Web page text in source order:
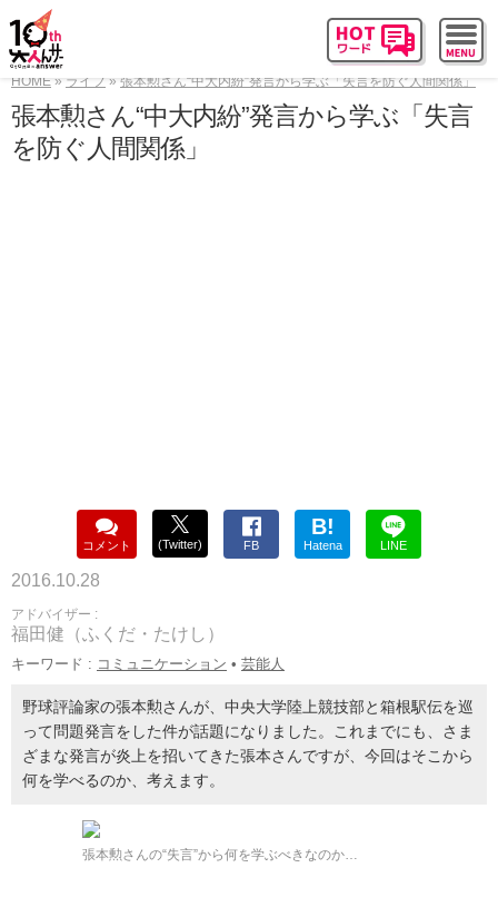
HOME ライフ 張本勲さん“中大内紛”発言から学ぶ「失言を防ぐ人間関係」
張本勲さん“中大内紛”発言から学ぶ「失言
を防ぐ人間関係」
コメント (Twitter) FB
B!
Hatena LINE
2016.10.28
アドバイザー :
福田健（ふくだ・たけし）
キーワード : コミュニケーション • 芸能人
野球評論家の張本勲さんが、中央大学陸上競技部と箱根駅伝を巡
って問題発言をした件が話題になりました。これまでにも、さま
ざまな発言が炎上を招いてきた張本さんですが、今回はそこから
何を学べるのか、考えます。
張本勲さんの“失言”から何を学ぶべきなのか…